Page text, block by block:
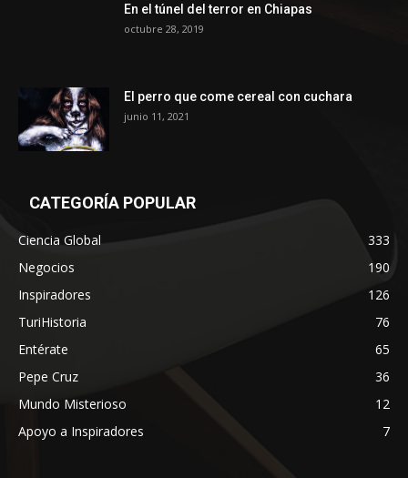
En el túnel del terror en Chiapas
octubre 28, 2019
El perro que come cereal con cuchara
junio 11, 2021
CATEGORÍA POPULAR
Ciencia Global
333
Negocios
190
Inspiradores
126
TuriHistoria
76
Entérate
65
Pepe Cruz
36
Mundo Misterioso
12
Apoyo a Inspiradores
7